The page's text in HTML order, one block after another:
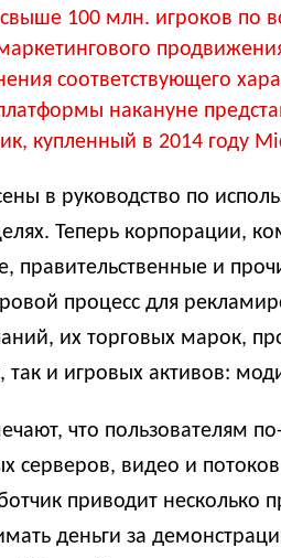
100 млн. игроков по
соответствующего
накануне
купленный в 2014 году
в руководство по
Теперь корпорации,
правительственные и
процесс для
их торговых марок,
и игровых активов:
что пользователям
серверов, видео и
приводит несколько
деньги за